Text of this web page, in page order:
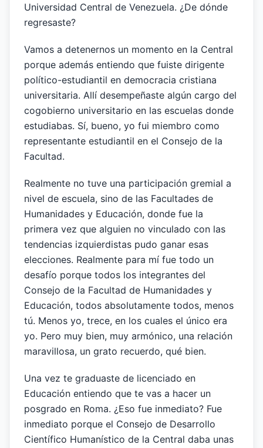
Universidad Central de Venezuela. ¿De dónde
regresaste?
Vamos a detenernos un momento en la Central
porque además entiendo que fuiste dirigente
político-estudiantil en democracia cristiana
universitaria. Allí desempeñaste algún cargo del
cogobierno universitario en las escuelas donde
estudiabas. Sí, bueno, yo fui miembro como
representante estudiantil en el Consejo de la
Facultad.
Realmente no tuve una participación gremial a
nivel de escuela, sino de las Facultades de
Humanidades y Educación, donde fue la
primera vez que alguien no vinculado con las
tendencias izquierdistas pudo ganar esas
elecciones. Realmente para mí fue todo un
desafío porque todos los integrantes del
Consejo de la Facultad de Humanidades y
Educación, todos absolutamente todos, menos
tú. Menos yo, trece, en los cuales el único era
yo. Pero muy bien, muy armónico, una relación
maravillosa, un grato recuerdo, qué bien.
Una vez te graduaste de licenciado en
Educación entiendo que te vas a hacer un
posgrado en Roma. ¿Eso fue inmediato? Fue
inmediato porque el Consejo de Desarrollo
Científico Humanístico de la Central daba unas